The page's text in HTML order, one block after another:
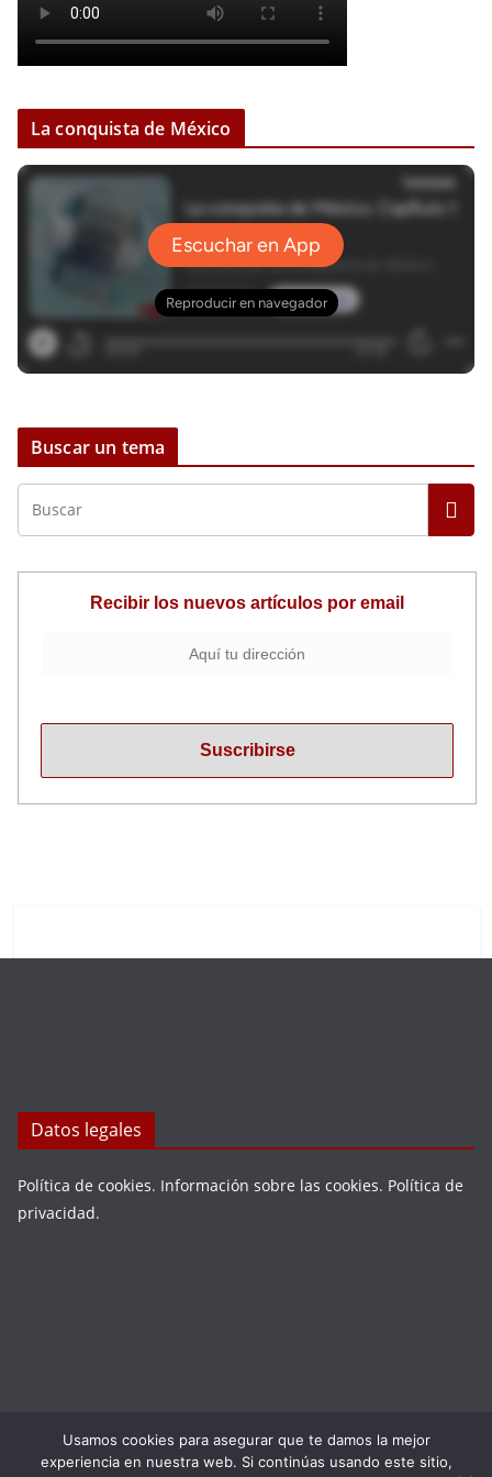
La conquista de México
Buscar un tema
Recibir los nuevos artículos por email
Datos legales
Política de cookies. Información sobre las cookies. Política de
privacidad.
Copyright © 2026LA VIEJA ESPAÑA. Todos los derechos
Usamos cookies para asegurar que te damos la mejor
experiencia en nuestra web. Si continúas usando este sitio,